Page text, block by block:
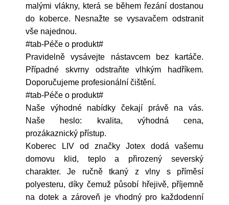
malými vlákny, která se během řezání dostanou
do koberce. Nesnažte se vysavačem odstranit
vše najednou.
#tab-Péče o produkt#
Pravidelně vysávejte nástavcem bez kartáče.
Případné skvrny odstraňte vlhkým hadříkem.
Doporučujeme profesionální čištění.
#tab-Péče o produkt#
Naše výhodné nabídky čekají právě na vás.
Naše heslo: kvalita, výhodná cena,
prozákaznický přístup.
Koberec LIV od značky Jotex dodá vašemu
domovu klid, teplo a přirozený severský
charakter. Je ručně tkaný z vlny s příměsí
polyesteru, díky čemuž působí hřejivě, příjemně
na dotek a zároveň je vhodný pro každodenní